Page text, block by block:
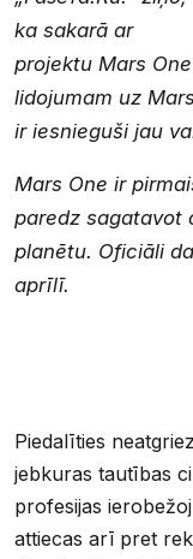
ka sakarā ar
projektu Mars
lidojumam uz
ir iesnieguši jau
Mars One ir
paredz sagatavot
planētu. Oficiāli
aprīlī.
Piedalīties
jebkuras tautības
profesijas
attiecas arī pret